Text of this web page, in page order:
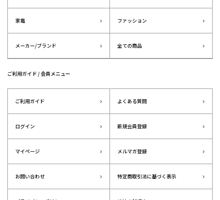
家電 ファッション
メーカー/ブランド 全ての商品
ご利用ガイド / 会員メニュー
ご利用ガイド よくある質問
ログイン 新規会員登録
マイページ メルマガ登録
お問い合わせ 特定商取引法に基づく表示